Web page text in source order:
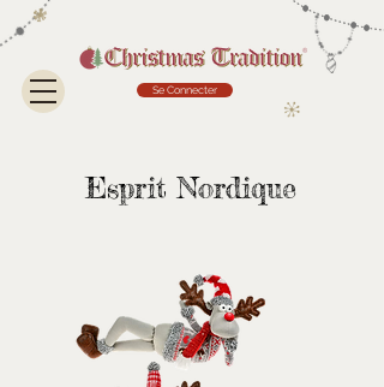
Se Connecter
Esprit Nordique